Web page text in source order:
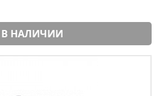
В НАЛИЧИИ